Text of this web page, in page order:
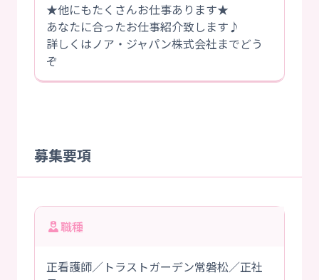
★他にもたくさんお仕事あります★
あなたに合ったお仕事紹介致します♪
詳しくはノア・ジャパン株式会社までどう
ぞ
募集要項
職種
正看護師／トラストガーデン常磐松／正社